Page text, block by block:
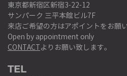
東京都新宿区新宿3-22-12
サンパーク 三平本館ビル7F
来店ご希望の方はアポイントをお願
Open by appointment only
CONTACTよりお願い致します。
TEL